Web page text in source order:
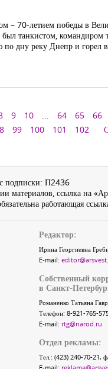
– 70-летием победы в
танкистом, командиром
дну реку Днепр и горел
9 10 ... 64 65 66
99 100 101 102
подписки: П2436
материалов, ссылка на
работающая
Редактор:
Ирина Георгиевна
E-mail:
Собственный
в Санкт-
Романенко Татьяна
Телефон: 8-921-765-
E-mail: rtg@narod.ru
Отдел рекламы:
Тел.: (423) 240-70-21,